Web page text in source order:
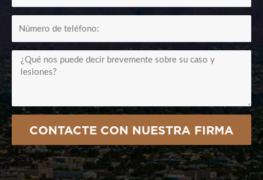
Summary
CONTACTE CON NUESTRA FIRMA